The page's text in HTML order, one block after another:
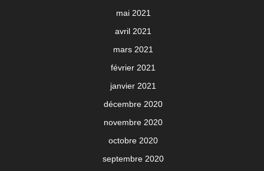
mai 2021
avril 2021
mars 2021
février 2021
janvier 2021
décembre 2020
novembre 2020
octobre 2020
septembre 2020